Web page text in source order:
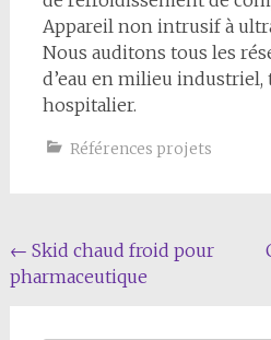
Appareil non intrusif à
Nous auditons tous les
d’eau en milieu
hospitalier.
Références projets
Navigation de
← Skid chaud froid pour
pharmaceutique